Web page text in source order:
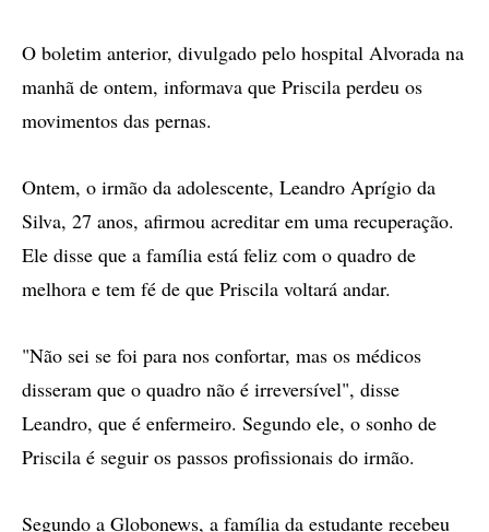
O boletim anterior, divulgado pelo hospital Alvorada na
manhã de ontem, informava que Priscila perdeu os
movimentos das pernas.
Ontem, o irmão da adolescente, Leandro Aprígio da
Silva, 27 anos, afirmou acreditar em uma recuperação.
Ele disse que a família está feliz com o quadro de
melhora e tem fé de que Priscila voltará andar.
"Não sei se foi para nos confortar, mas os médicos
disseram que o quadro não é irreversível", disse
Leandro, que é enfermeiro. Segundo ele, o sonho de
Priscila é seguir os passos profissionais do irmão.
Segundo a Globonews, a família da estudante recebeu